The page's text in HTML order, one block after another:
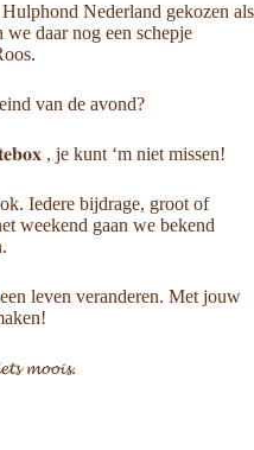
Nederland gekozen als
daar nog een schepje
van de avond?
, je kunt ‘m niet missen!
Iedere bijdrage, groot of
weekend gaan we bekend
leven veranderen. Met jouw
𝓶𝓸𝓸𝓲𝓼.